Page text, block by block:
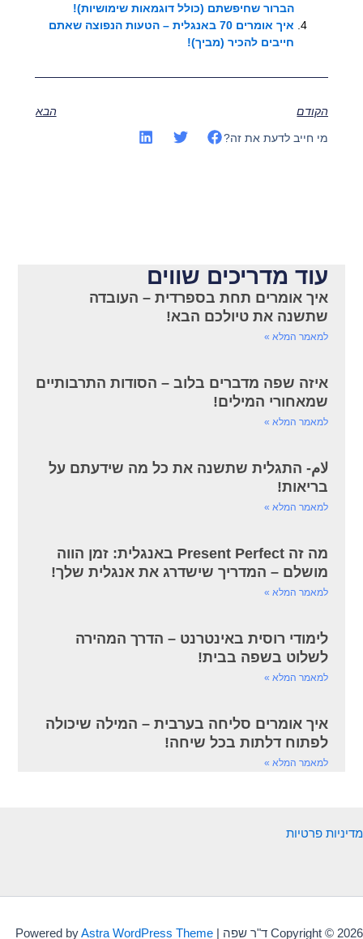
הברור שחיפשתם (כולל דוגמאות שימושיות)!
איך אומרים 70 באנגלית – הטעות הנפוצה שאתם
חייבים להכיר (מביך)!
הקודם הבא
מי חייב לדעת את זה?
עוד מדריכים שווים
איך אומרים תחת בספרדית – העובדה
שתשנה את טיולכם הבא!
למאמר המלא »
איזה שפה מדברים בלוב – הסודות התרבותיים
שמאחורי המילים!
למאמר המלא »
لام- התגלית שתשנה את כל מה שידעתם על
בריאות!
למאמר המלא »
מה זה Present Perfect באנגלית: זמן הווה
מושלם – המדריך שישדרג את אנגלית שלך!
למאמר המלא »
לימודי רוסית באינטרנט – הדרך המהירה
לשלוט בשפה בבית!
למאמר המלא »
איך אומרים סליחה בערבית – המילה שיכולה
לפתוח דלתות בכל שיחה!
למאמר המלא »
מדיניות פרטיות
Copyright © 2026 ד"ר שפה | Powered by Astra WordPress Theme